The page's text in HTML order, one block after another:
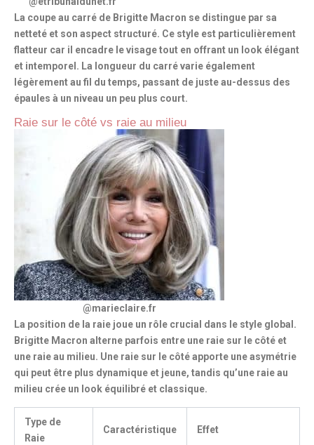
La coupe au carré de Brigitte Macron se distingue par sa
netteté et son aspect structuré. Ce style est particulièrement
flatteur car il encadre le visage tout en offrant un look élégant
et intemporel. La longueur du carré varie également
légèrement au fil du temps, passant de juste au-dessus des
épaules à un niveau un peu plus court.
Raie sur le côté vs raie au milieu
@marieclaire.fr
La position de la raie joue un rôle crucial dans le style global.
Brigitte Macron alterne parfois entre une raie sur le côté et
une raie au milieu. Une raie sur le côté apporte une asymétrie
qui peut être plus dynamique et jeune, tandis qu’une raie au
milieu crée un look équilibré et classique.
Type de
Raie
Caractéristique Effet